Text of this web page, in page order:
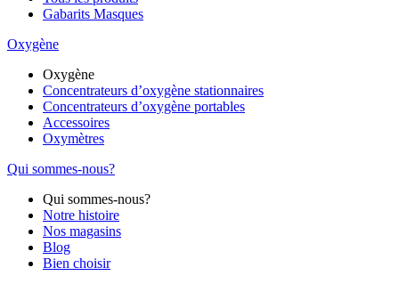
Gabarits Masques
Oxygène
Oxygène
Concentrateurs d’oxygène stationnaires
Concentrateurs d’oxygène portables
Accessoires
Oxymètres
Qui sommes-nous?
Qui sommes-nous?
Notre histoire
Nos magasins
Blog
Bien choisir